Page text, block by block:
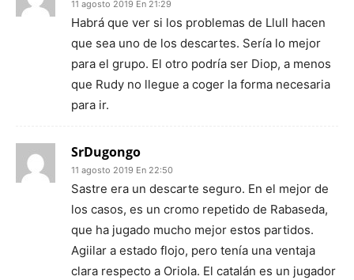
11 agosto 2019 En 21:29
Habrá que ver si los problemas de Llull hacen
que sea uno de los descartes. Sería lo mejor
para el grupo. El otro podría ser Diop, a menos
que Rudy no llegue a coger la forma necesaria
para ir.
SrDugongo
11 agosto 2019 En 22:50
Sastre era un descarte seguro. En el mejor de
los casos, es un cromo repetido de Rabaseda,
que ha jugado mucho mejor estos partidos.
Agiilar a estado flojo, pero tenía una ventaja
clara respecto a Oriola. El catalán es un jugador